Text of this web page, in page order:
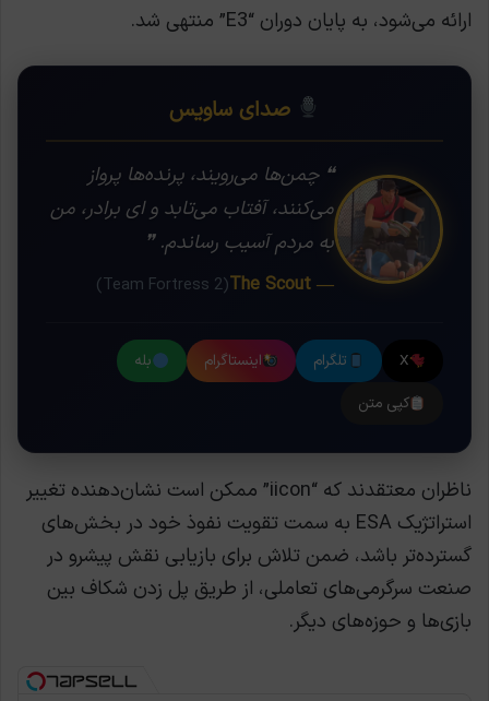
ارائه می‌شود، به پایان دوران “E3” منتهی شد.
صدای ساویس
❝ چمن‌ها می‌رویند، پرنده‌ها پرواز
می‌کنند، آفتاب می‌تابد و ای برادر، من
به مردم آسیب رساندم. ❞
— The Scout
(Team Fortress 2)
X تلگرام اینستاگرام
بله
کپی متن
ناظران معتقدند که “iicon” ممکن است نشان‌دهنده تغییر
استراتژیک ESA به سمت تقویت نفوذ خود در بخش‌های
گسترده‌تر باشد، ضمن تلاش برای بازیابی نقش پیشرو در
صنعت سرگرمی‌های تعاملی، از طریق پل زدن شکاف بین
بازی‌ها و حوزه‌های دیگر.